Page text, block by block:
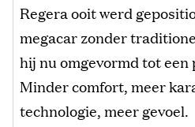
Regera ooit werd
megacar zonder
hij nu omgevormd tot een
Minder comfort, meer
technologie, meer gevoel.